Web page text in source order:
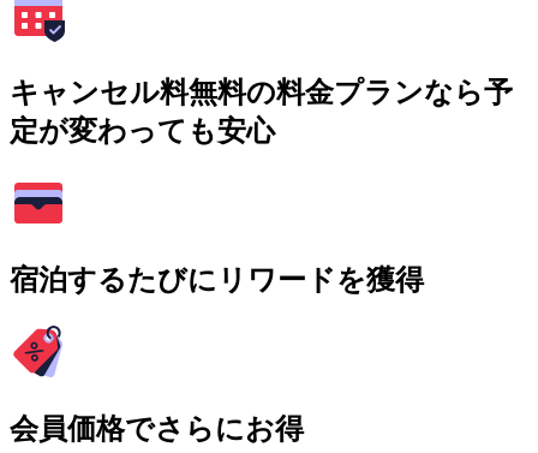
キャンセル料無料の料金プランなら予
定が変わっても安心
宿泊するたびにリワードを獲得
会員価格でさらにお得